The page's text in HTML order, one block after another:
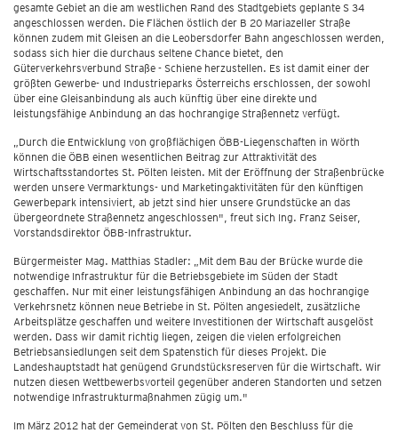
gesamte Gebiet an die am westlichen Rand des Stadtgebiets geplante S 34
angeschlossen werden. Die Flächen östlich der B 20 Mariazeller Straße
können zudem mit Gleisen an die Leobersdorfer Bahn angeschlossen werden,
sodass sich hier die durchaus seltene Chance bietet, den
Güterverkehrsverbund Straße - Schiene herzustellen. Es ist damit einer der
größten Gewerbe- und Industrieparks Österreichs erschlossen, der sowohl
über eine Gleisanbindung als auch künftig über eine direkte und
leistungsfähige Anbindung an das hochrangige Straßennetz verfügt.
„Durch die Entwicklung von großflächigen ÖBB-Liegenschaften in Wörth
können die ÖBB einen wesentlichen Beitrag zur Attraktivität des
Wirtschaftsstandortes St. Pölten leisten. Mit der Eröffnung der Straßenbrücke
werden unsere Vermarktungs- und Marketingaktivitäten für den künftigen
Gewerbepark intensiviert, ab jetzt sind hier unsere Grundstücke an das
übergeordnete Straßennetz angeschlossen", freut sich Ing. Franz Seiser,
Vorstandsdirektor ÖBB-Infrastruktur.
Bürgermeister Mag. Matthias Stadler: „Mit dem Bau der Brücke wurde die
notwendige Infrastruktur für die Betriebsgebiete im Süden der Stadt
geschaffen. Nur mit einer leistungsfähigen Anbindung an das hochrangige
Verkehrsnetz können neue Betriebe in St. Pölten angesiedelt, zusätzliche
Arbeitsplätze geschaffen und weitere Investitionen der Wirtschaft ausgelöst
werden. Dass wir damit richtig liegen, zeigen die vielen erfolgreichen
Betriebsansiedlungen seit dem Spatenstich für dieses Projekt. Die
Landeshauptstadt hat genügend Grundstücksreserven für die Wirtschaft. Wir
nutzen diesen Wettbewerbsvorteil gegenüber anderen Standorten und setzen
notwendige Infrastrukturmaßnahmen zügig um."
Im März 2012 hat der Gemeinderat von St. Pölten den Beschluss für die